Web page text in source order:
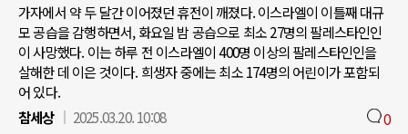
가자에서 약 두 달간 이어졌던 휴전이 깨졌다. 이스라엘이 이틀째 대규
모 공습을 감행하면서, 화요일 밤 공습으로 최소 27명의 팔레스타인인
이 사망했다. 이는 하루 전 이스라엘이 400명 이상의 팔레스타인인을
살해한 데 이은 것이다. 희생자 중에는 최소 174명의 어린이가 포함되
어 있다.
참세상
2025.03.20. 10:08 0